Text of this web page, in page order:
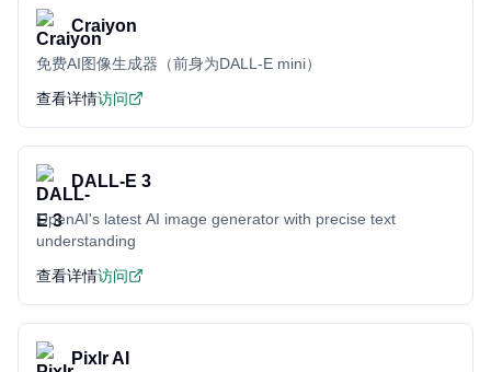
Craiyon
免费AI图像生成器（前身为DALL-E mini）
查看详情访问
DALL-E 3
OpenAI's latest AI image generator with precise text
understanding
查看详情访问
Pixlr AI